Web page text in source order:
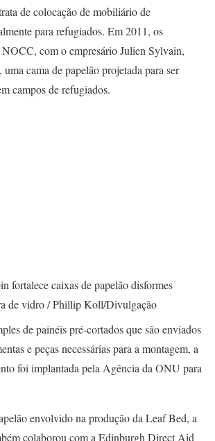
de colocação de mobiliário de
para refugiados. Em 2011, os
NOCC, com o empresário Julien Sylvain,
cama de papelão projetada para ser
campos de refugiados.
fortalece caixas de papelão disformes
de vidro / Phillip Koll/Divulgação
de painéis pré-cortados que são enviados
e peças necessárias para a montagem, a
foi implantada pela Agência da ONU para
envolvido na produção da Leaf Bed, a
colaborou com a Edinburgh Direct Aid